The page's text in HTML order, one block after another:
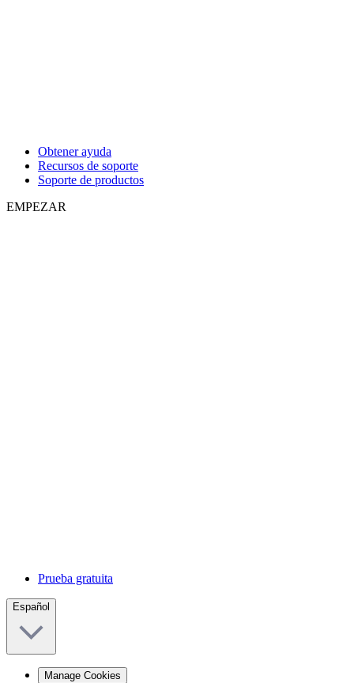
Obtener ayuda
Recursos de soporte
Soporte de productos
EMPEZAR
Prueba gratuita
Español
Manage Cookies